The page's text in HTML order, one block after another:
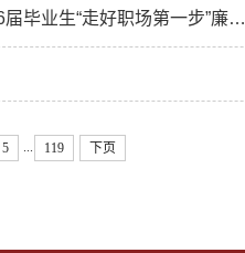
毕业生“走好职场第一步”廉…
5 119 下页